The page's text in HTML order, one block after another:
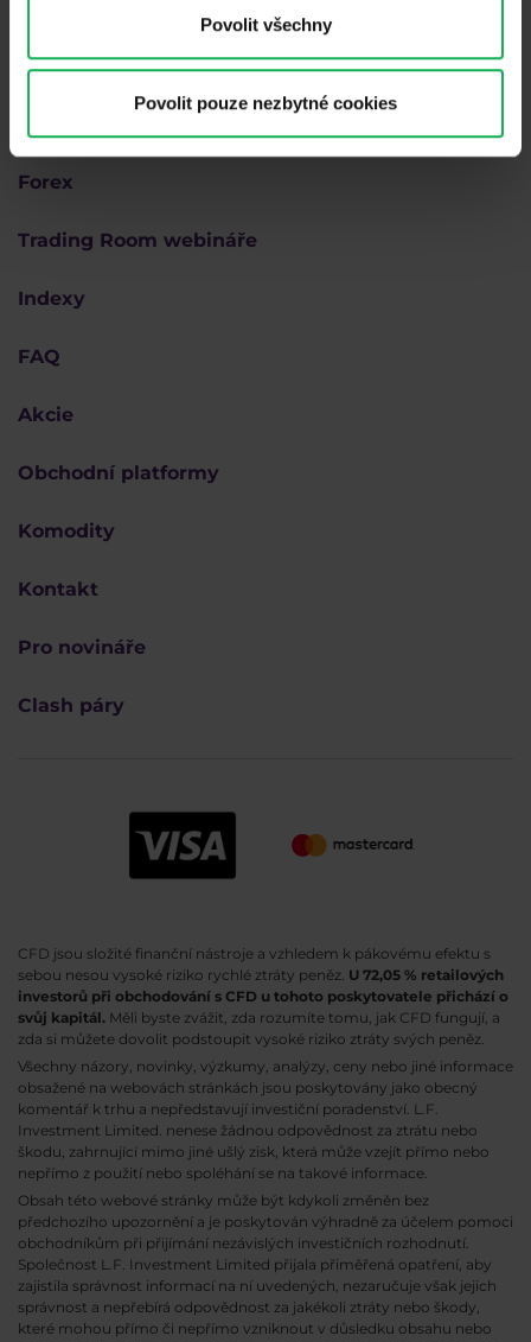
Povolit všechny
Povolit pouze nezbytné cookies
Proč Purple
Forex
Trading Room webináře
Indexy
FAQ
Akcie
Obchodní platformy
Komodity
Kontakt
Pro novináře
Clash páry
CFD jsou složité finanční nástroje a vzhledem k pákovému efektu s
sebou nesou vysoké riziko rychlé ztráty peněz. U 72,05 % retailových
investorů při obchodování s CFD u tohoto poskytovatele přichází o
svůj kapitál. Měli byste zvážit, zda rozumíte tomu, jak CFD fungují, a
zda si můžete dovolit podstoupit vysoké riziko ztráty svých peněz.
Všechny názory, novinky, výzkumy, analýzy, ceny nebo jiné informace
obsažené na webovách stránkách jsou poskytovány jako obecný
komentář k trhu a nepředstavují investiční poradenství. L.F.
Investment Limited. nenese žádnou odpovědnost za ztrátu nebo
škodu, zahrnující mimo jiné ušlý zisk, která může vzejít přímo nebo
nepřímo z použití nebo spoléhání se na takové informace.
Obsah této webové stránky může být kdykoli změněn bez
předchozího upozornění a je poskytován výhradně za účelem pomoci
obchodníkům při přijímání nezávislých investičních rozhodnutí.
Společnost L.F. Investment Limited přijala přiměřená opatření, aby
zajistila správnost informací na ní uvedených, nezaručuje však jejich
správnost a nepřebírá odpovědnost za jakékoli ztráty nebo škody,
které mohou přímo či nepřímo vzniknout v důsledku obsahu nebo